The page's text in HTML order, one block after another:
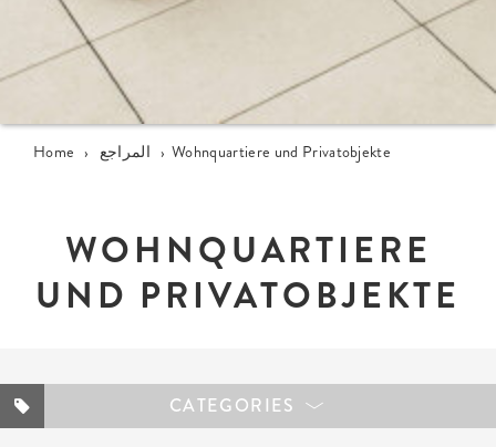
Home › المراجع › Wohnquartiere und Privatobjekte
WOHNQUARTIERE
UND PRIVATOBJEKTE
CATEGORIES